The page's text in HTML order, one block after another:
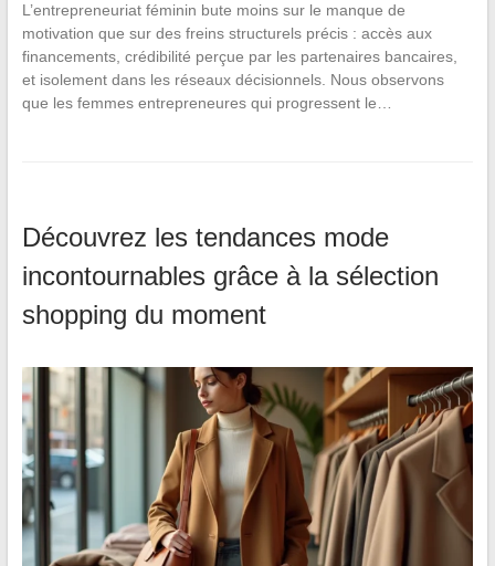
L’entrepreneuriat féminin bute moins sur le manque de
motivation que sur des freins structurels précis : accès aux
financements, crédibilité perçue par les partenaires bancaires,
et isolement dans les réseaux décisionnels. Nous observons
que les femmes entrepreneures qui progressent le…
Découvrez les tendances mode
incontournables grâce à la sélection
shopping du moment